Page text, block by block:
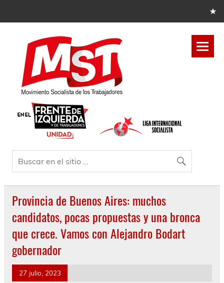
Provincia de Buenos Aires: muchos
candidatos, pocas propuestas y una bronca
que crece. Vamos con Alejandro Bodart
gobernador
27 julio, 2023